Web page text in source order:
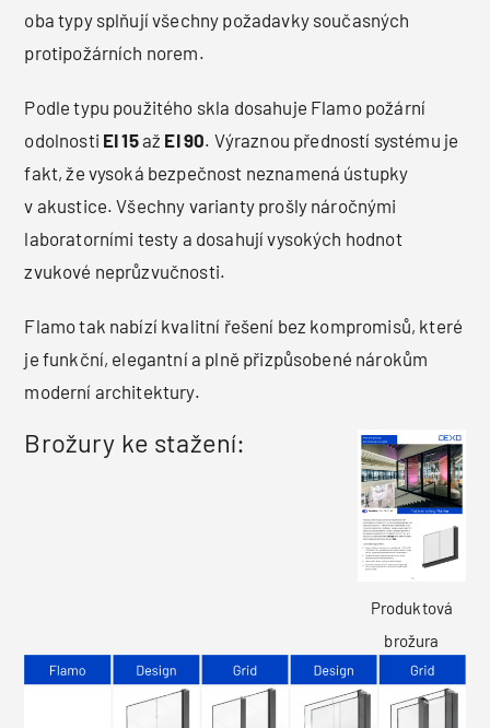
oba typy splňují všechny požadavky současných
protipožárních norem.
Podle typu použitého skla dosahuje Flamo požární
odolnosti EI 15až EI 90. Výraznou předností systému je
fakt, že vysoká bezpečnost neznamená ústupky
v akustice. Všechny varianty prošly náročnými
laboratorními testy a dosahují vysokých hodnot
zvukové neprůzvučnosti.
Flamo tak nabízí kvalitní řešení bez kompromisů, které
je funkční, elegantní a plně přizpůsobené nárokům
moderní architektury.
Brožury ke stažení:
Produktová
brožura